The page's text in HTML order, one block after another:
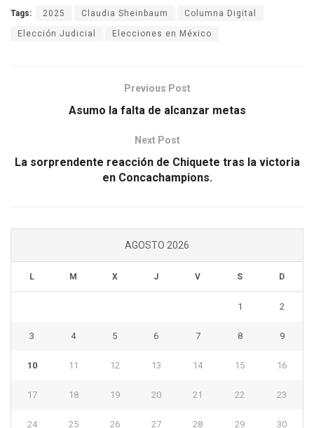
Tags: 2025 Claudia Sheinbaum Columna Digital
Elección Judicial Elecciones en México
Previous Post
Asumo la falta de alcanzar metas
Next Post
La sorprendente reacción de Chiquete tras la victoria
en Concachampions.
AGOSTO 2026
L M X J V S D
1 2
3 4 5 6 7 8 9
10 11 12 13 14 15 16
17 18 19 20 21 22 23
24 25 26 27 28 29 30